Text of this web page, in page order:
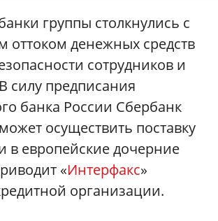
группы столкнулись с
оттоком денежных средств
сотрудников и
силу предписания
банка России Сбербанк
осуществить поставку
в европейские дочерние
«Интерфакс»
организации.